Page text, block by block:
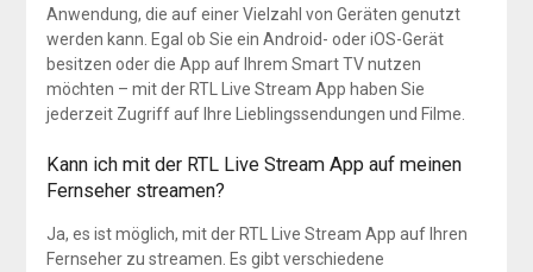
Anwendung, die auf einer Vielzahl von Geräten genutzt
werden kann. Egal ob Sie ein Android- oder iOS-Gerät
besitzen oder die App auf Ihrem Smart TV nutzen
möchten – mit der RTL Live Stream App haben Sie
jederzeit Zugriff auf Ihre Lieblingssendungen und Filme.
Kann ich mit der RTL Live Stream App auf meinen
Fernseher streamen?
Ja, es ist möglich, mit der RTL Live Stream App auf Ihren
Fernseher zu streamen. Es gibt verschiedene